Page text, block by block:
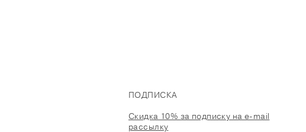
ПОДПИСКА
Скидка 10% за подписку на e-mail
рассылку